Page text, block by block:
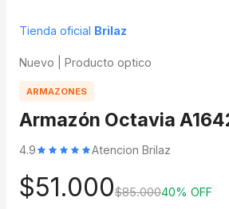
Tienda oficial Brilaz
Nuevo | Producto optico
ARMAZONES
Armazón Octavia
4.9 Atencion Brilaz
$51.000$85.00040% OFF